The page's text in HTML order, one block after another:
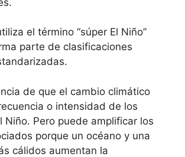
el término “súper El Niño”
parte de clasificaciones
de que el cambio climático
o intensidad de los
Niño. Pero puede amplificar los
porque un océano y una
cálidos aumentan la